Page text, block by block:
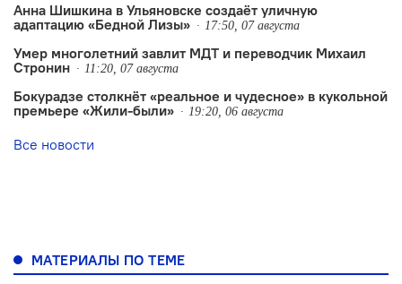
Анна Шишкина в Ульяновске создаëт уличную
адаптацию «Бедной Лизы»
17:50, 07 августа
Умер многолетний завлит МДТ и переводчик Михаил
Стронин
11:20, 07 августа
Бокурадзе столкнëт «реальное и чудесное» в кукольной
премьере «Жили-были»
19:20, 06 августа
Все новости
МАТЕРИАЛЫ ПО ТЕМЕ